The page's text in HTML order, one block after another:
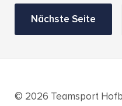
Nächste Seite
© 2026 Teamsport